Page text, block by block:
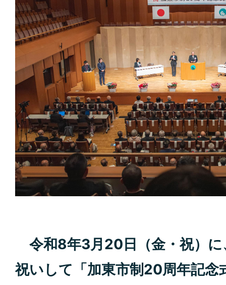
令和8年3月20日（金・祝）
祝いして「加東市制20周年記念